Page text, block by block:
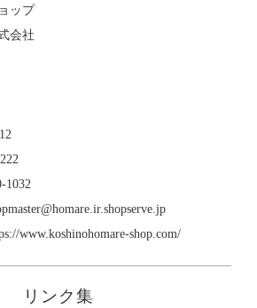
ップ
会社
1032
www.koshinohomare-shop.com/
リンク集